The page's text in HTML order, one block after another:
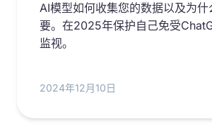
AI模型如何收集您的数据以及为什
要。在2025年保护自己免受
监视。
2024年12月10日